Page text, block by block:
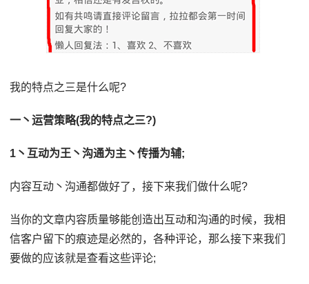
我的特点之三是什么呢?
一丶运营策略(我的特点之三?)
1丶互动为王丶沟通为主丶传播为辅;
内容互动丶沟通都做好了，接下来我们做什么呢?
当你的文章内容质量够能创造出互动和沟通的时候，我相
信客户留下的痕迹是必然的，各种评论，那么接下来我们
要做的应该就是查看这些评论;